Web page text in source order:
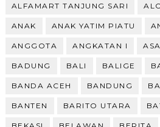
ALFAMART TANJUNG SARI
ANAK ANAK YATIM PIATU
ANGGOTA ANGKATAN I
BADUNG BALI BALIGE
BANDA ACEH BANDUNG
BANTEN BARITO UTARA